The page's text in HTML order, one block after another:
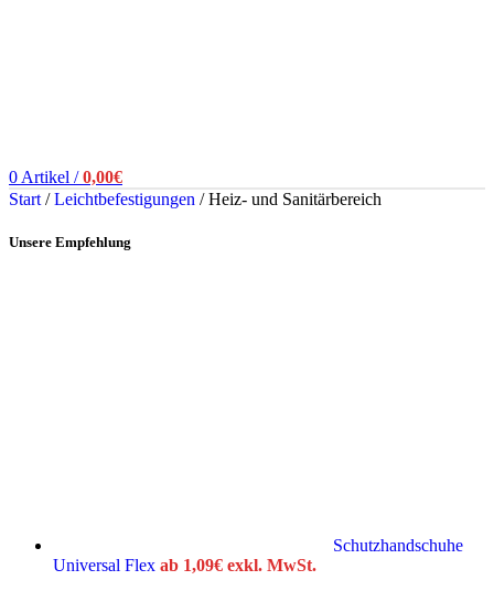
0 Artikel / 0,00€
Start / Leichtbefestigungen / Heiz- und Sanitärbereich
Unsere Empfehlung
Schutzhandschuhe
Universal Flex ab 1,09€ exkl. MwSt.